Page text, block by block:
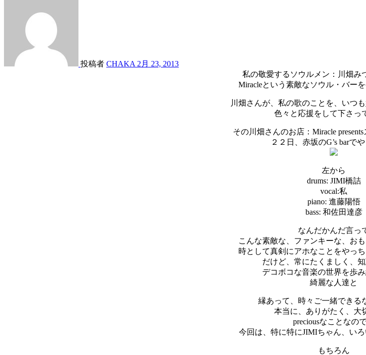
投稿者 CHAKA 2月 23, 2013
私の敬愛するソウルメン：川畑み
Miracleという素敵なソウル・バー
川畑さんが、私の歌のことを、いつ
色々と応援をして下さっ
その川畑さんのお店：Miracle
２２日、赤坂のG’s barで
左から
drums: JIMI橋詰
vocal:私
piano: 進藤陽悟
bass: 和佐田達彦
なんだかんだ言っ
こんな素敵な、ファンキーな、お
時として真剣にアホなことをやっ
だけど、常にたくましく、
デコボコな音楽の世界を歩
綺麗な人達と
縁あって、時々ご一緒できる
本当に、ありがたく、大
preciousなことなの
今回は、特に特にJIMIちゃん、いろ
もちろん